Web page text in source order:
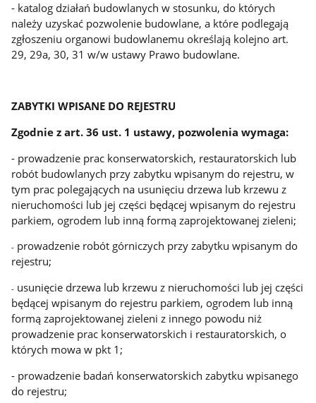
- katalog działań budowlanych w stosunku, do których
należy uzyskać pozwolenie budowlane, a które podlegają
zgłoszeniu organowi budowlanemu określają kolejno art.
29, 29a, 30, 31 w/w ustawy Prawo budowlane.
ZABYTKI WPISANE DO REJESTRU
Zgodnie z art. 36 ust. 1 ustawy, pozwolenia wymaga:
- prowadzenie prac konserwatorskich, restauratorskich lub
robót budowlanych przy zabytku wpisanym do rejestru, w
tym prac polegających na usunięciu drzewa lub krzewu z
nieruchomości lub jej części będącej wpisanym do rejestru
parkiem, ogrodem lub inną formą zaprojektowanej zieleni;
- prowadzenie robót górniczych przy zabytku wpisanym do
rejestru;
- usunięcie drzewa lub krzewu z nieruchomości lub jej części
będącej wpisanym do rejestru parkiem, ogrodem lub inną
formą zaprojektowanej zieleni z innego powodu niż
prowadzenie prac konserwatorskich i restauratorskich, o
których mowa w pkt 1;
- prowadzenie badań konserwatorskich zabytku wpisanego
do rejestru;